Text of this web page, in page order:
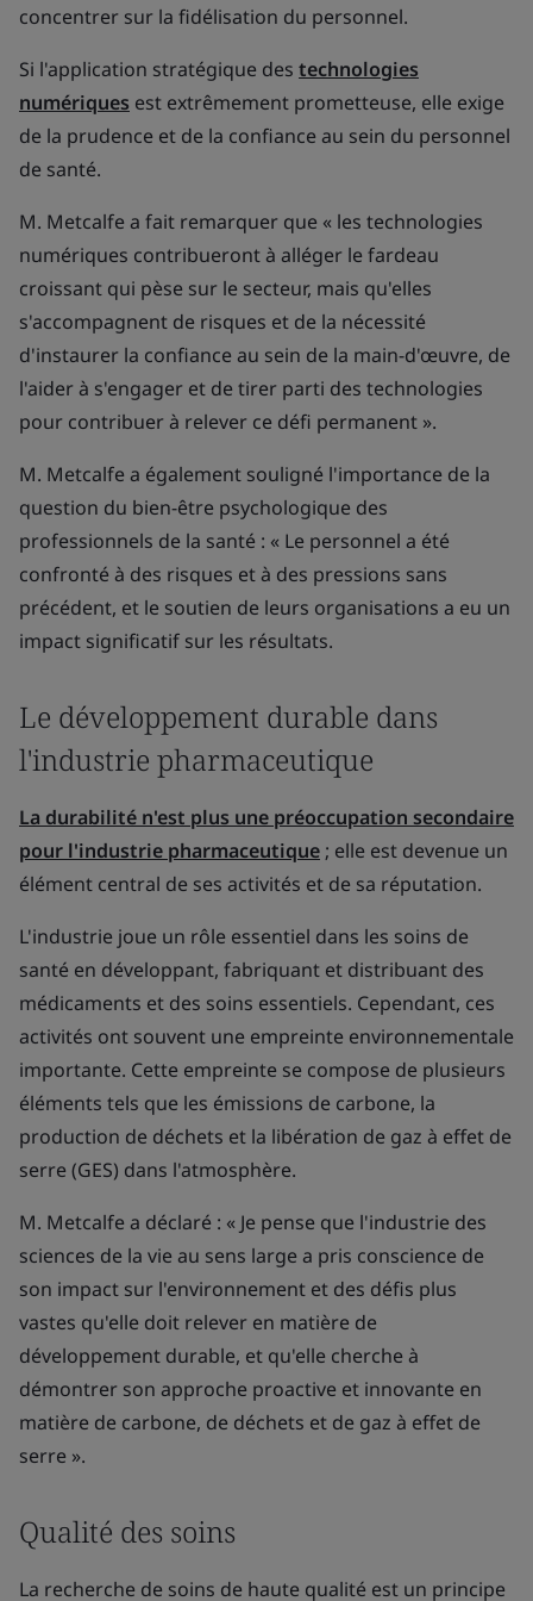
concentrer sur la fidélisation du personnel.
Si l'application stratégique des technologies
numériques est extrêmement prometteuse, elle exige
de la prudence et de la confiance au sein du personnel
de santé.
M. Metcalfe a fait remarquer que « les technologies
numériques contribueront à alléger le fardeau
croissant qui pèse sur le secteur, mais qu'elles
s'accompagnent de risques et de la nécessité
d'instaurer la confiance au sein de la main-d'œuvre, de
l'aider à s'engager et de tirer parti des technologies
pour contribuer à relever ce défi permanent ».
M. Metcalfe a également souligné l'importance de la
question du bien-être psychologique des
professionnels de la santé : « Le personnel a été
confronté à des risques et à des pressions sans
précédent, et le soutien de leurs organisations a eu un
impact significatif sur les résultats.
Le développement durable dans
l'industrie pharmaceutique
La durabilité n'est plus une préoccupation secondaire
pour l'industrie pharmaceutique ; elle est devenue un
élément central de ses activités et de sa réputation.
L'industrie joue un rôle essentiel dans les soins de
santé en développant, fabriquant et distribuant des
médicaments et des soins essentiels. Cependant, ces
activités ont souvent une empreinte environnementale
importante. Cette empreinte se compose de plusieurs
éléments tels que les émissions de carbone, la
production de déchets et la libération de gaz à effet de
serre (GES) dans l'atmosphère.
M. Metcalfe a déclaré : « Je pense que l'industrie des
sciences de la vie au sens large a pris conscience de
son impact sur l'environnement et des défis plus
vastes qu'elle doit relever en matière de
développement durable, et qu'elle cherche à
démontrer son approche proactive et innovante en
matière de carbone, de déchets et de gaz à effet de
serre ».
Qualité des soins
La recherche de soins de haute qualité est un principe